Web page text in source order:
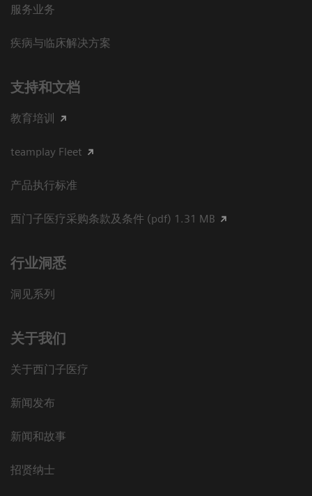
服务业务
疾病与临床解决方案
支持和文档
教育培训
teamplay Fleet
产品执行标准
西门子医疗采购条款及条件 (pdf) 1.31 MB
行业洞悉
洞见系列
关于我们
关于西门子医疗
新闻发布
新闻和故事
招贤纳士